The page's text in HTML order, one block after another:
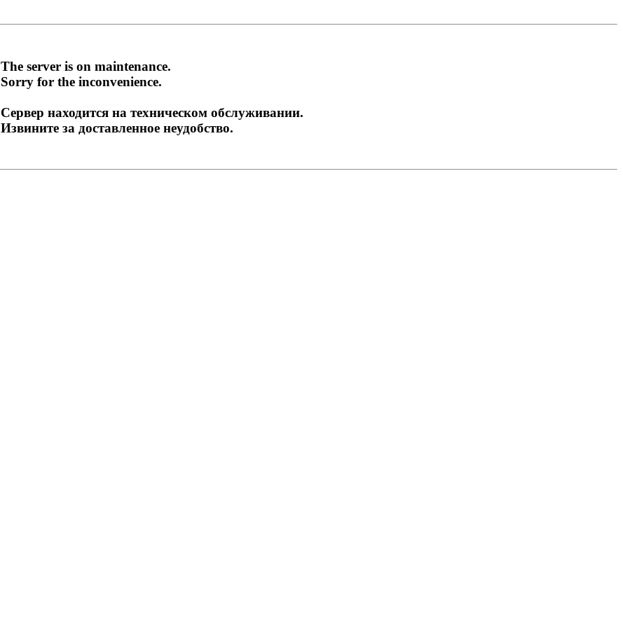
The server is on maintenance.
Sorry for the inconvenience.
Сервер находится на техническом обслуживании.
Извините за доставленное неудобство.